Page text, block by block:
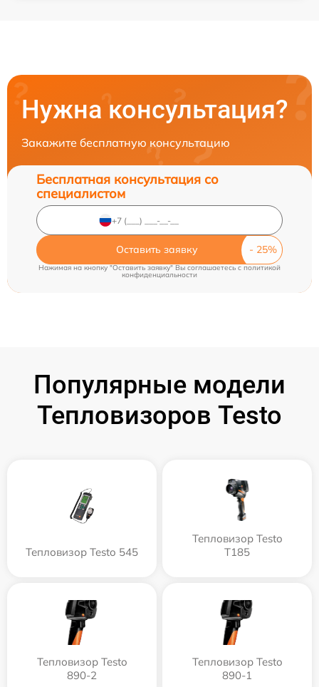
Нужна консультация?
Закажите бесплатную консультацию
Бесплатная консультация со
специалистом
Оставить заявку
Нажимая на кнопку "Оставить заявку" Вы соглашаетесь cполитикой
конфиденциальности
Популярные модели
Тепловизоров Testo
Тепловизор Testo 545
Тепловизор Testo
T185
Тепловизор Testo
890-2
Тепловизор Testo
890-1